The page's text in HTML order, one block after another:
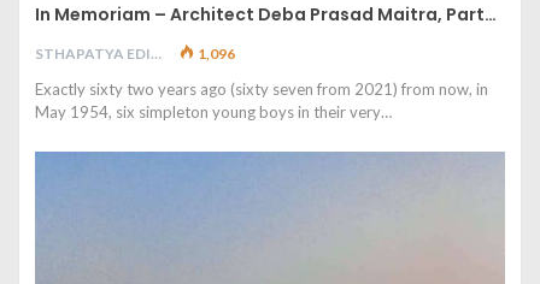
In Memoriam – Architect Deba Prasad Maitra, Part…
STHAPATYA EDITORIAL 1,096
Exactly sixty two years ago (sixty seven from 2021) from now, in
May 1954, six simpleton young boys in their very…